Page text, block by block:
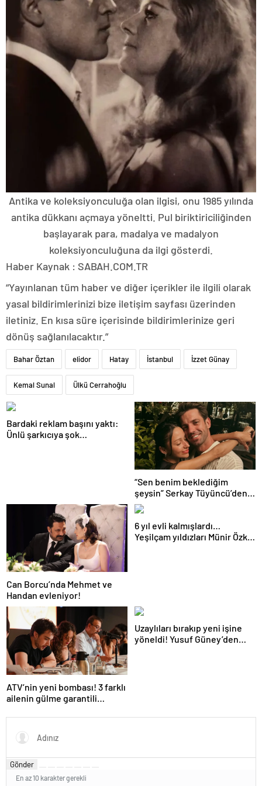
Antika ve koleksiyonculuğa olan ilgisi, onu 1985 yılında
antika dükkanı açmaya yöneltti. Pul biriktiriciliğinden
başlayarak para, madalya ve madalyon
koleksiyonculuğuna da ilgi gösterdi.
Haber Kaynak : SABAH.COM.TR
“Yayınlanan tüm haber ve diğer içerikler ile ilgili olarak
yasal bildirimlerinizi bize iletişim sayfası üzerinden
iletiniz. En kısa süre içerisinde bildirimlerinize geri
dönüş sağlanılacaktır.”
Bahar Öztan elidor Hatay İstanbul İzzet Günay
Kemal Sunal Ülkü Cerrahoğlu
Bardaki reklam başını yaktı:
Ünlü şarkıcıya şok
“Sen benim beklediğim
şeysin” Serkay Tüyüncü’den
Zeynep Bastık’a aşk dolu 1. yıl
kutlaması!
Can Borcu’nda Mehmet ve
Handan evleniyor!
6 yıl evli kalmışlardı…
Yeşilçam yıldızları Münir Özkul
ATV’nin yeni bombası! 3 farklı
ailenin gülme garantili
Uzaylıları bırakıp yeni işine
yöneldi! Yusuf Güney’den
Gönder
En az 10 karakter gerekli